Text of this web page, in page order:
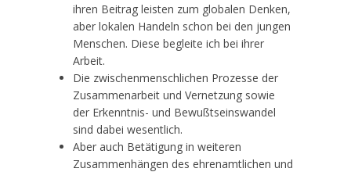
ihren Beitrag leisten zum globalen Denken,
aber lokalen Handeln schon bei den jungen
Menschen. Diese begleite ich bei ihrer
Arbeit.
Die zwischenmenschlichen Prozesse der
Zusammenarbeit und Vernetzung sowie
der Erkenntnis- und Bewußtseinswandel
sind dabei wesentlich.
Aber auch Betätigung in weiteren
Zusammenhängen des ehrenamtlichen und